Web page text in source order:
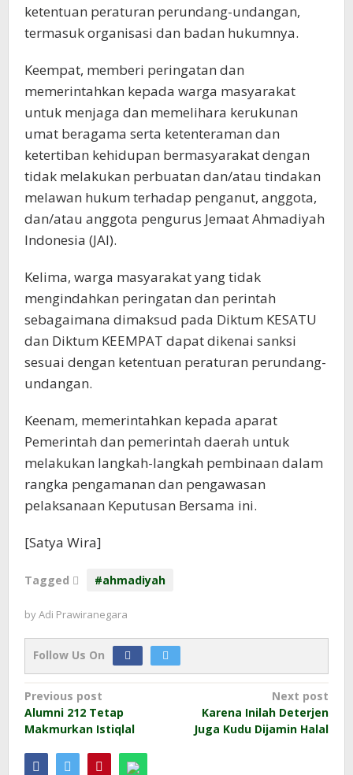
ketentuan peraturan perundang-undangan,
termasuk organisasi dan badan hukumnya.
Keempat, memberi peringatan dan
memerintahkan kepada warga masyarakat
untuk menjaga dan memelihara kerukunan
umat beragama serta ketenteraman dan
ketertiban kehidupan bermasyarakat dengan
tidak melakukan perbuatan dan/atau tindakan
melawan hukum terhadap penganut, anggota,
dan/atau anggota pengurus Jemaat Ahmadiyah
Indonesia (JAI).
Kelima, warga masyarakat yang tidak
mengindahkan peringatan dan perintah
sebagaimana dimaksud pada Diktum KESATU
dan Diktum KEEMPAT dapat dikenai sanksi
sesuai dengan ketentuan peraturan perundang-
undangan.
Keenam, memerintahkan kepada aparat
Pemerintah dan pemerintah daerah untuk
melakukan langkah-langkah pembinaan dalam
rangka pengamanan dan pengawasan
pelaksanaan Keputusan Bersama ini.
[Satya Wira]
Tagged #ahmadiyah
byAdi Prawiranegara
Follow Us On
Post
navigation
Previous post
Alumni 212 Tetap
Makmurkan Istiqlal
Next post
Karena Inilah Deterjen
Juga Kudu Dijamin Halal